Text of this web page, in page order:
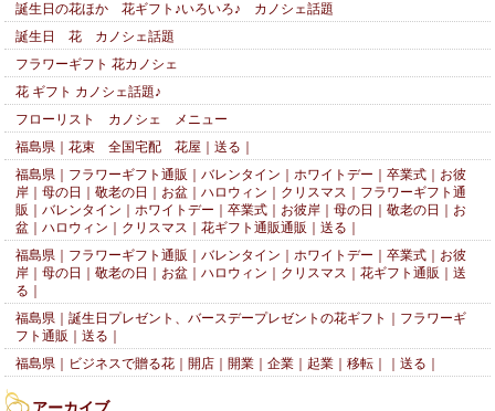
誕生日の花ほか 花ギフト♪いろいろ♪ カノシェ話題
誕生日 花 カノシェ話題
フラワーギフト 花カノシェ
花 ギフト カノシェ話題♪
フローリスト カノシェ メニュー
福島県｜花束 全国宅配 花屋｜送る｜
福島県｜フラワーギフト通販｜バレンタイン｜ホワイトデー｜卒業式｜お彼
岸｜母の日｜敬老の日｜お盆｜ハロウィン｜クリスマス｜フラワーギフト通
販｜バレンタイン｜ホワイトデー｜卒業式｜お彼岸｜母の日｜敬老の日｜お
盆｜ハロウィン｜クリスマス｜花ギフト通販通販｜送る｜
福島県｜フラワーギフト通販｜バレンタイン｜ホワイトデー｜卒業式｜お彼
岸｜母の日｜敬老の日｜お盆｜ハロウィン｜クリスマス｜花ギフト通販｜送
る｜
福島県｜誕生日プレゼント、バースデープレゼントの花ギフト｜フラワーギ
フト通販｜送る｜
福島県｜ビジネスで贈る花｜開店｜開業｜企業｜起業｜移転｜｜送る｜